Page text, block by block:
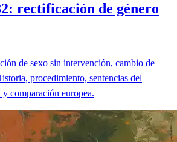
rectificación de género
de sexo sin intervención, cambio de
procedimiento, sentencias del
comparación europea.